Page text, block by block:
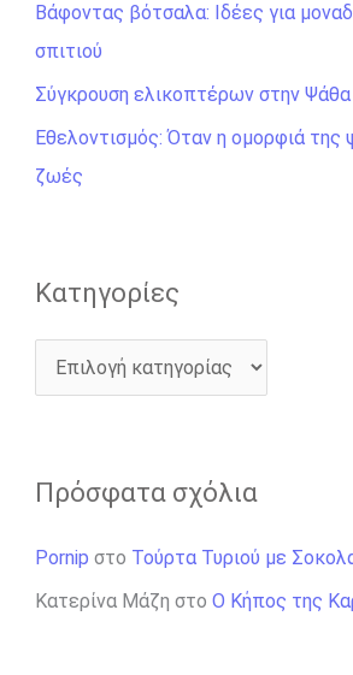
σ
η
γ
ι
α
Βάφοντας βότσαλα: Ιδέες για
σπιτιού
Σύγκρουση ελικοπτέρων στην Ψάθα
Εθελοντισμός: Όταν η ομορφιά της
ζωές
Kατηγορίες
Πρόσφατα σχόλια
Pornip στο Τούρτα Τυριού με
Κατερίνα Μάζη στο Ο Κήπος της